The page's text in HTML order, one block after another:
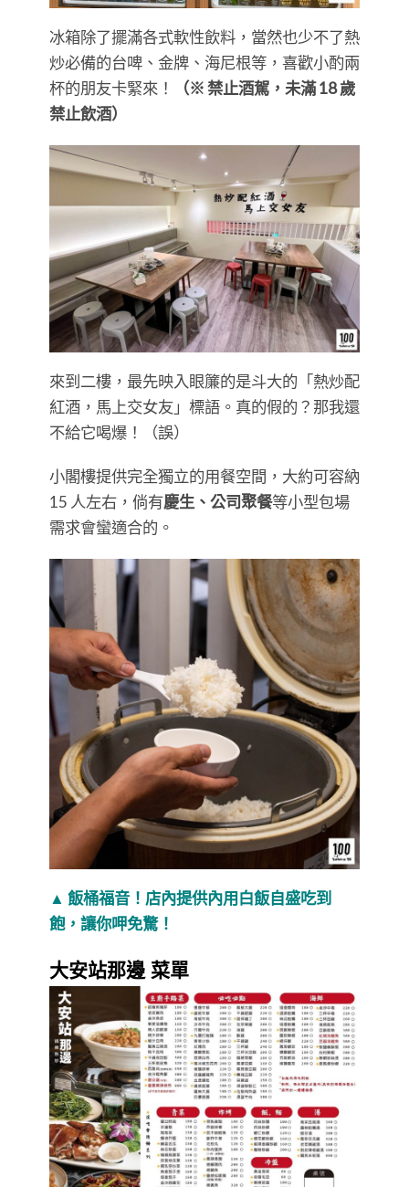
冰箱除了擺滿各式軟性飲料，當然也少不了熱
炒必備的台啤、金牌、海尼根等，喜歡小酌兩
杯的朋友卡緊來！
（※ 禁止酒駕，未滿 18 歲
禁止飲酒）
來到二樓，最先映入眼簾的是斗大的「熱炒配
紅酒，馬上交女友」標語。真的假的？那我還
不給它喝爆！（誤）
小閣樓提供完全獨立的用餐空間，大約可容納
15 人左右，倘有慶生、公司聚餐等小型包場
需求會蠻適合的。
▲ 飯桶福音！店內提供內用白飯自盛吃到
飽，讓你呷免驚！
大安站那邊 菜單